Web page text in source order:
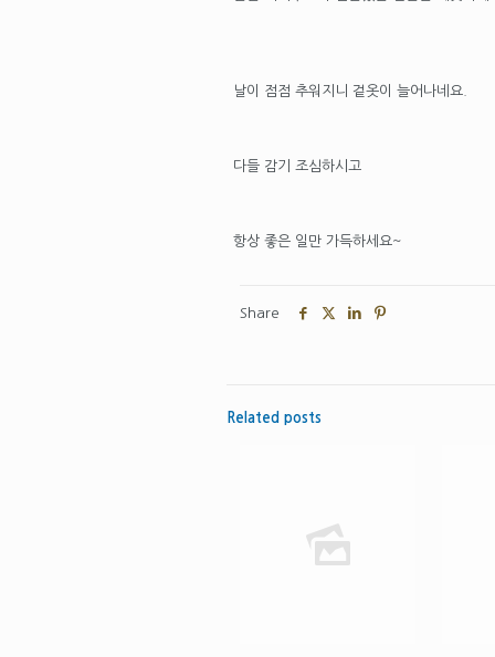
날이 점점 추워지니 겉옷이 늘어나네요.
다들 감기 조심하시고
항상 좋은 일만 가득하세요~
Share
Related posts